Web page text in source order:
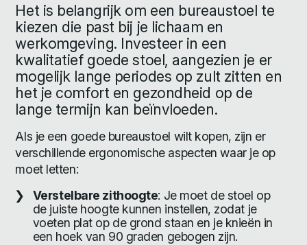
Het is belangrijk om een bureaustoel te
kiezen die past bij je lichaam en
werkomgeving. Investeer in een
kwalitatief goede stoel, aangezien je er
mogelijk lange periodes op zult zitten en
het je comfort en gezondheid op de
lange termijn kan beïnvloeden.
Als je een goede bureaustoel wilt kopen, zijn er
verschillende ergonomische aspecten waar je op
moet letten:
Verstelbare zithoogte: Je moet de stoel op
de juiste hoogte kunnen instellen, zodat je
voeten plat op de grond staan en je knieën in
een hoek van 90 graden gebogen zijn.